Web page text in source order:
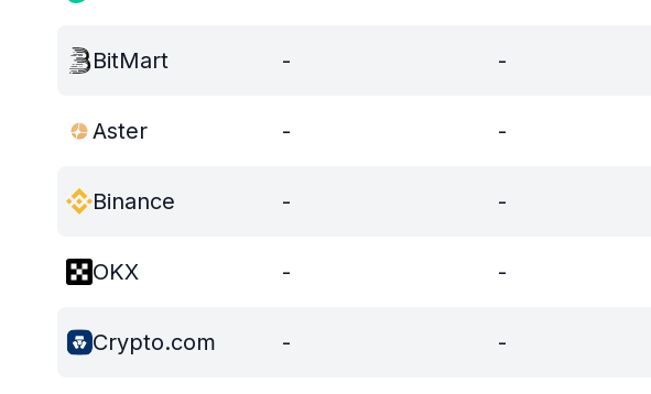
BitMart - -
Aster - -
Binance - -
OKX - -
Crypto.com - -